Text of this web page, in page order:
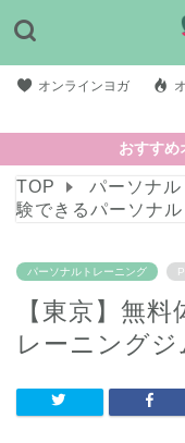
オンラインヨガ
おすすめ
TOP パーソナ
験できるパーソナ
パーソナルトレーニング
【東京】無
レーニングジ